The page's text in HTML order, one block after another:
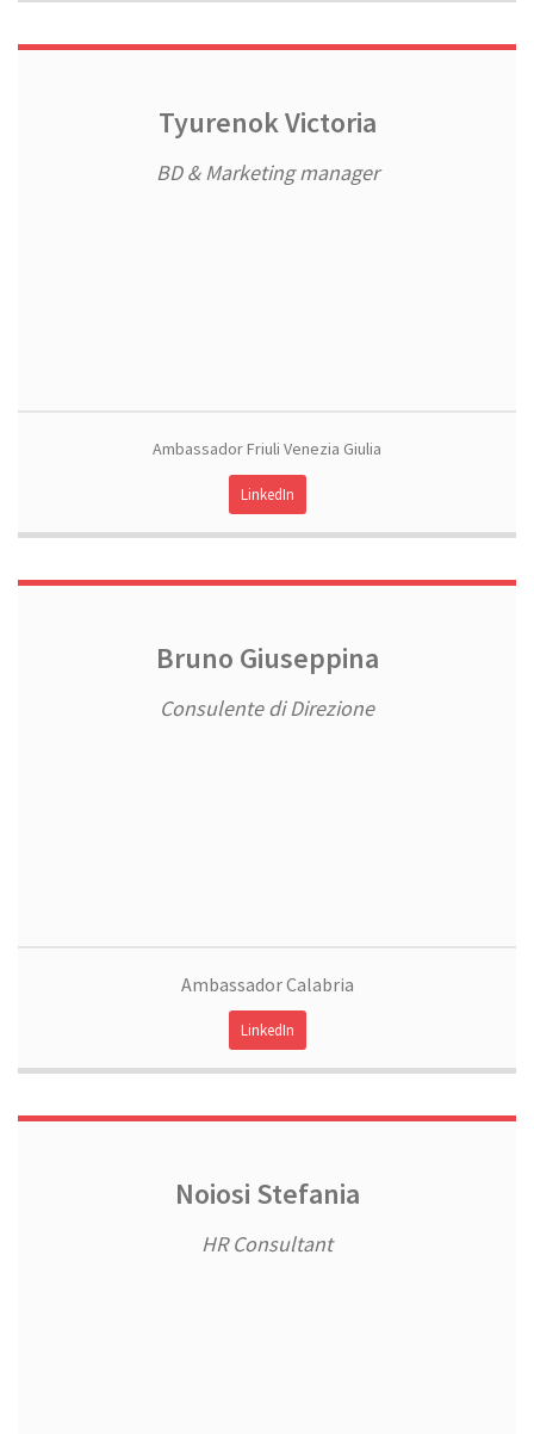
Tyurenok Victoria
BD & Marketing manager
Ambassador Friuli Venezia Giulia
LinkedIn
Bruno Giuseppina
Consulente di Direzione
Ambassador Calabria
LinkedIn
Noiosi Stefania
HR Consultant